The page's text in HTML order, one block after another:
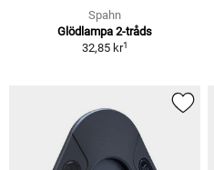
Spahn
Glödlampa 2-tråds
32,85 kr1